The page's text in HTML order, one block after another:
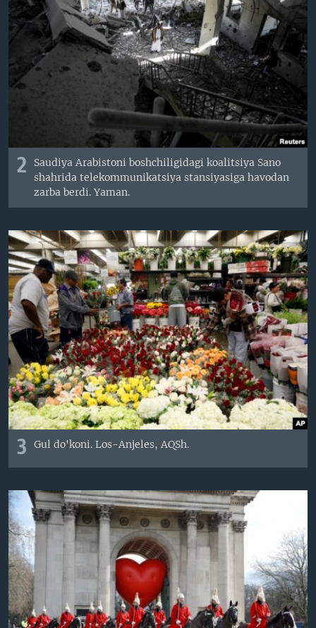
2
Saudiya Arabistoni boshchiligidagi koalitsiya Sano
shahrida telekommunikatsiya stansiyasiga havodan
zarba berdi. Yaman.
3 Gul do'koni. Los-Anjeles, AQSh.